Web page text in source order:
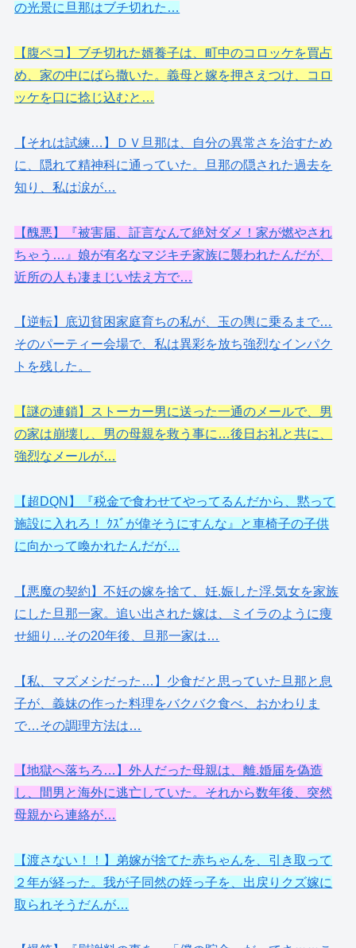
の光景に旦那はブチ切れた…
【腹ペコ】ブチ切れた婿養子は、町中のコロッケを買占
め、家の中にばら撒いた。義母と嫁を押さえつけ、コロ
ッケを口に捻じ込むと…
【それは試練…】ＤＶ旦那は、自分の異常さを治すため
に、隠れて精神科に通っていた。旦那の隠された過去を
知り、私は涙が…
【醜悪】『被害届、証言なんて絶対ダメ！家が燃やされ
ちゃう…』娘が有名なマジキチ家族に襲われたんだが、
近所の人も凄まじい怯え方で…
【逆転】底辺貧困家庭育ちの私が、玉の輿に乗るまで…
そのパーティー会場で、私は異彩を放ち強烈なインパク
トを残した。
【謎の連鎖】ストーカー男に送った一通のメールで、男
の家は崩壊し、男の母親を救う事に…後日お礼と共に、
強烈なメールが…
【超DQN】『税金で食わせてやってるんだから、黙って
施設に入れろ！ ｸｽﾞが偉そうにすんな』と車椅子の子供
に向かって喚かれたんだが…
【悪魔の契約】不妊の嫁を捨て、妊.娠した浮.気女を家族
にした旦那一家。追い出された嫁は、ミイラのように痩
せ細り…その20年後、旦那一家は…
【私、マズメシだった…】少食だと思っていた旦那と息
子が、義妹の作った料理をバクバク食べ、おかわりま
で…その調理方法は…
【地獄へ落ちろ…】外人だった母親は、離.婚届を偽造
し、間男と海外に逃亡していた。それから数年後、突然
母親から連絡が…
【渡さない！！】弟嫁が捨てた赤ちゃんを、引き取って
２年が経った。我が子同然の姪っ子を、出戻りクズ嫁に
取られそうだんが…